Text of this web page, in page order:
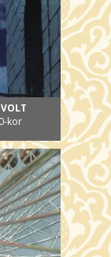
kor